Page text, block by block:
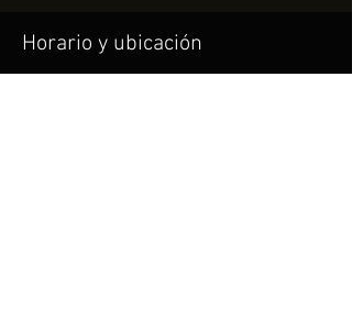
Horario y ubicación